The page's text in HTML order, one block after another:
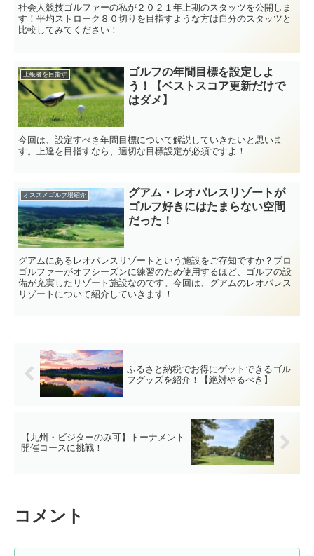
社会人競技ゴルファーの私が２０２１年上期のスタッツを公開しま
す！平均ストローク８０切りを目指すような方は自分のスタッツと
比較してみてください！
上級者を目指す
ゴルフの年間目標を設定しよ
う！【ベストスコア更新だけで
はダメ】
今回は、設定すべき年間目標について解説していきたいと思いま
す。上達を目指すなら、適切な目標設定が必須ですよ！
オススメゴルフ場紹介
グアム・レオパレスリゾートが
ゴルフ好きにはたまらない空間
だった！
グアムにあるレオパレスリゾートという施設をご存知ですか？プロ
ゴルファーがオフシーズンに練習のため使用するほど、ゴルフの設
備が充実したリゾート施設なのです。今回は、グアムのレオパレス
リゾートについて紹介していきます！
ふるさと納税でお得にゲットできるゴル
フグッズを紹介！【絶対やるべき】
【九州・ビジターのみ可】トーナメント
開催コースに挑戦！
コメント